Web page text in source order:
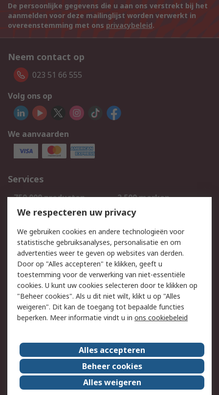
De persoonlijke gegevens die u aan ons verstrekt bij het
aanmelden voor deze mailinglijst worden verwerkt in
overeenstemming met ons privacybeleid.
Neem contact op
023 51 66 555
Volg ons op
We aanvaarden
Services
750.000 producten
2.500 merken
Bestellen
Inkoopoplossingen
Track & Trace
Wettelijk
Cookiebeleid
Email veiligheid
Privacybeleid
Websitevoorwaarden
Algemene
verkoopvoorwaarden
Over RS
RS Group
Over ons
RS wereldwijd
Werken bij RS
ESG
We respecteren uw privacy
We gebruiken cookies en andere technologieën voor
statistische gebruiksanalyses, personalisatie en om
advertenties weer te geven op websites van derden.
Door op "Alles accepteren" te klikken, geeft u
toestemming voor de verwerking van niet-essentiële
cookies. U kunt uw cookies selecteren door te klikken op
"Beheer cookies". Als u dit niet wilt, klikt u op "Alles
weigeren". Dit kan de toegang tot bepaalde functies
beperken. Meer informatie vindt u in ons cookiebeleid
Alles accepteren
Beheer cookies
Alles weigeren